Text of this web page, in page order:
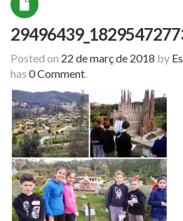
Posted on 22 de març de 2018 by
has 0 Comment.